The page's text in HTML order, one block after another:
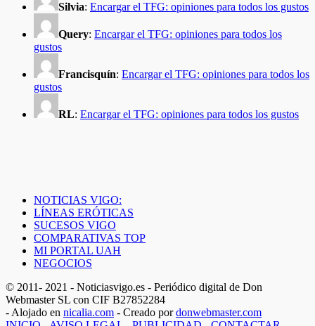
Silvia: Encargar el TFG: opiniones para todos los gustos
Query: Encargar el TFG: opiniones para todos los
gustos
Francisquín: Encargar el TFG: opiniones para todos los
gustos
RL: Encargar el TFG: opiniones para todos los gustos
NOTICIAS VIGO:
LÍNEAS ERÓTICAS
SUCESOS VIGO
COMPARATIVAS TOP
MI PORTAL UAH
NEGOCIOS
© 2011- 2021 - Noticiasvigo.es - Periódico digital de Don
Webmaster SL con CIF B27852284
- Alojado en nicalia.com - Creado pordonwebmaster.com